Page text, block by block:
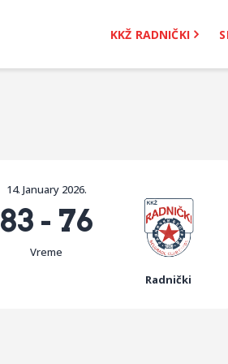
KKŽ RADNIČKI
Radnički
14. January 2026.
83 - 76
Vreme